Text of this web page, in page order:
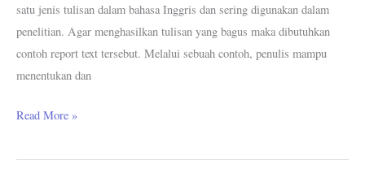
satu jenis tulisan dalam bahasa Inggris dan sering digunakan dalam
penelitian. Agar menghasilkan tulisan yang bagus maka dibutuhkan
contoh report text tersebut. Melalui sebuah contoh, penulis mampu
menentukan dan
Read More »